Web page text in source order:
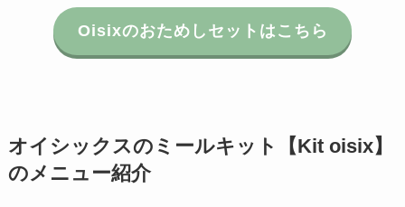
Oisixのおためしセットはこちら
オイシックスのミールキット【Kit oisix】
のメニュー紹介